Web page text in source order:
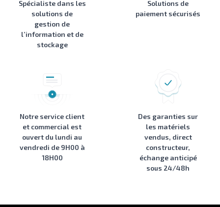
Spécialiste dans les
solutions de
gestion de
l’information et de
stockage
Solutions de
paiement sécurisés
Notre service client
et commercial est
ouvert du lundi au
vendredi de 9H00 à
18H00
Des garanties sur
les matériels
vendus, direct
constructeur,
échange anticipé
sous 24/48h